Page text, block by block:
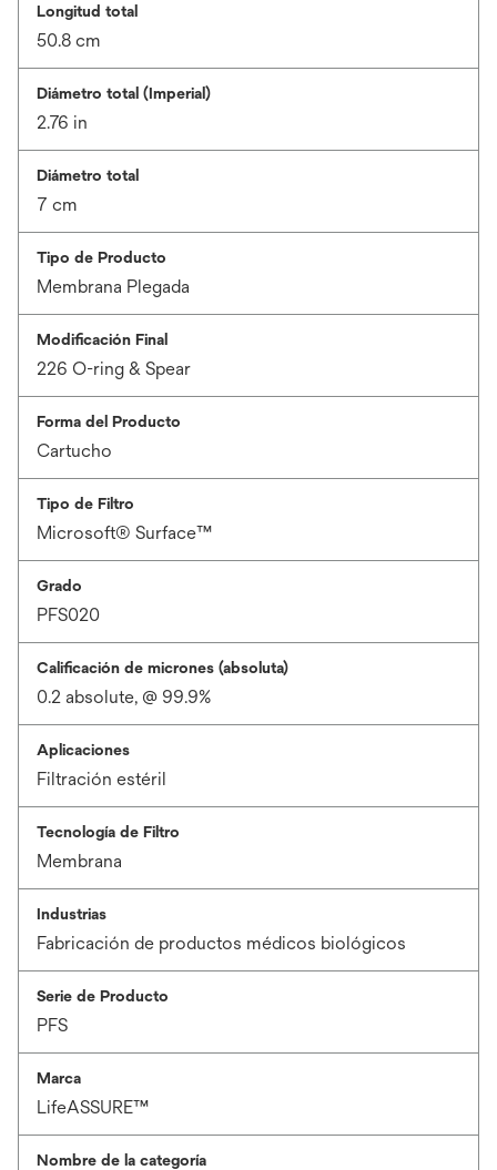
Longitud total
50.8 cm
Diámetro total (Imperial)
2.76 in
Diámetro total
7 cm
Tipo de Producto
Membrana Plegada
Modificación Final
226 O-ring & Spear
Forma del Producto
Cartucho
Tipo de Filtro
Microsoft® Surface™
Grado
PFS020
Calificación de micrones (absoluta)
0.2 absolute, @ 99.9%
Aplicaciones
Filtración estéril
Tecnología de Filtro
Membrana
Industrias
Fabricación de productos médicos biológicos
Serie de Producto
PFS
Marca
LifeASSURE™
Nombre de la categoría